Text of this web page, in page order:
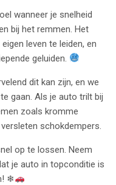
wanneer je snelheid
bij het remmen. Het
leven te leiden, en
geluiden.
dit kan zijn, en we
gaan. Als je auto trilt bij
zoals kromme
schokdempers.
op te lossen. Neem
je auto in topconditie is
❄